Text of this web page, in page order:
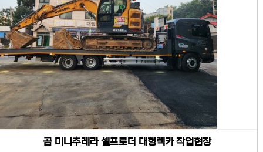
곰 미니추레라 셀프로더 대형렉카 작업현장